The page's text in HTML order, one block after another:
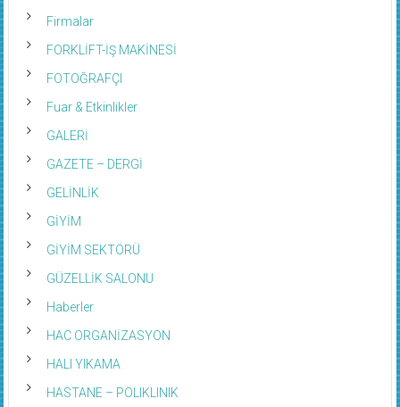
Firmalar
FORKLİFT-İŞ MAKİNESİ
FOTOĞRAFÇI
Fuar & Etkinlikler
GALERİ
GAZETE – DERGİ
GELİNLİK
GİYİM
GİYİM SEKTÖRÜ
GÜZELLİK SALONU
Haberler
HAC ORGANİZASYON
HALI YIKAMA
HASTANE – POLIKLINIK